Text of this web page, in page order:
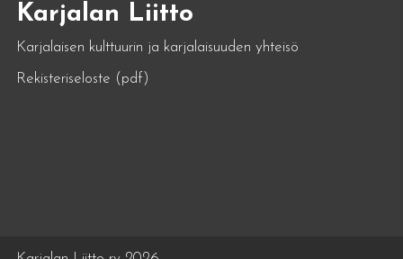
Karjalan Liitto
Karjalaisen kulttuurin ja karjalaisuuden yhteisö
Rekisteriseloste (pdf)